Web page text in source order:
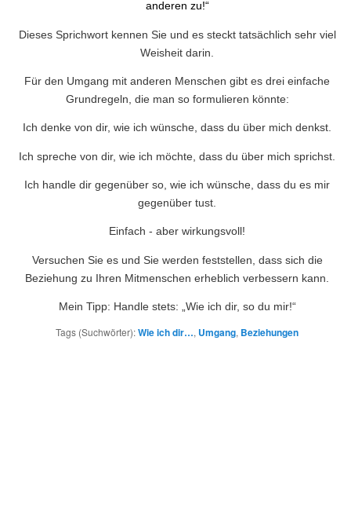
anderen zu!“
Dieses Sprichwort kennen Sie und es steckt tatsächlich sehr viel
Weisheit darin.
Für den Umgang mit anderen Menschen gibt es drei einfache
Grundregeln, die man so formulieren könnte:
Ich denke von dir, wie ich wünsche, dass du über mich denkst.
Ich spreche von dir, wie ich möchte, dass du über mich sprichst.
Ich handle dir gegenüber so, wie ich wünsche, dass du es mir
gegenüber tust.
Einfach - aber wirkungsvoll!
Versuchen Sie es und Sie werden feststellen, dass sich die
Beziehung zu Ihren Mitmenschen erheblich verbessern kann.
Mein Tipp: Handle stets: „Wie ich dir, so du mir!“
Tags (Suchwörter):Wie ich dir…, Umgang, Beziehungen